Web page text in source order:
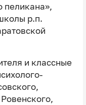
пеликана»,
р.п.
и классные